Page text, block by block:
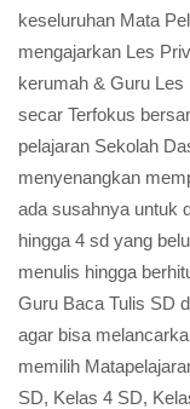
keseluruhan Mata
mengajarkan Les
kerumah & Guru
secar Terfokus
pelajaran Sekolah
menyenangkan
ada susahnya untuk
hingga 4 sd yang
menulis hingga
Guru Baca Tulis SD
agar bisa
memilih
SD, Kelas 4 SD,